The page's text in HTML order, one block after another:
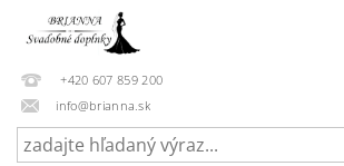
+420 607 859 200
info@brianna.sk